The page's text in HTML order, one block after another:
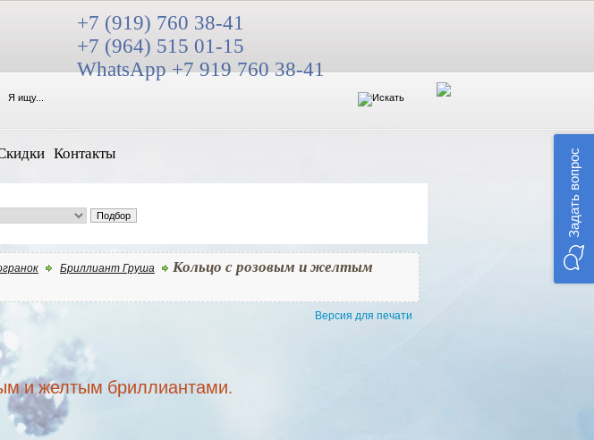
+7 (919) 760 38-41
+7 (964) 515 01-15
WhatsApp +7 919 760 38-41
Контакты
Бриллиант Груша
Кольцо с розовым и желтым
Версия для печати
и желтым бриллиантами.
Задать вопрос